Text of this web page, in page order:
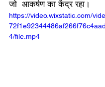
जो  आकर्षण का केंद्र रहा।
https://video.wixstatic.com/
4/file.mp4